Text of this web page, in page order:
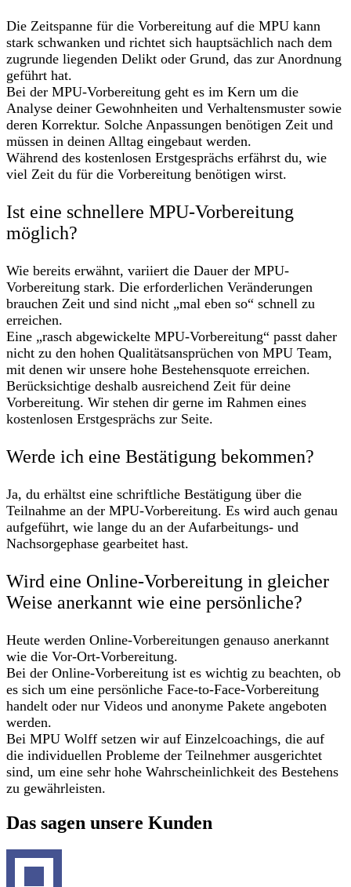
Die Zeitspanne für die Vorbereitung auf die MPU kann
stark schwanken und richtet sich hauptsächlich nach dem
zugrunde liegenden Delikt oder Grund, das zur Anordnung
geführt hat.
Bei der MPU-Vorbereitung geht es im Kern um die
Analyse deiner Gewohnheiten und Verhaltensmuster sowie
deren Korrektur. Solche Anpassungen benötigen Zeit und
müssen in deinen Alltag eingebaut werden.
Während des kostenlosen Erstgesprächs erfährst du, wie
viel Zeit du für die Vorbereitung benötigen wirst.
Ist eine schnellere MPU-Vorbereitung
möglich?
Wie bereits erwähnt, variiert die Dauer der MPU-
Vorbereitung stark. Die erforderlichen Veränderungen
brauchen Zeit und sind nicht „mal eben so“ schnell zu
erreichen.
Eine „rasch abgewickelte MPU-Vorbereitung“ passt daher
nicht zu den hohen Qualitätsansprüchen von MPU Team,
mit denen wir unsere hohe Bestehensquote erreichen.
Berücksichtige deshalb ausreichend Zeit für deine
Vorbereitung. Wir stehen dir gerne im Rahmen eines
kostenlosen Erstgesprächs zur Seite.
Werde ich eine Bestätigung bekommen?
Ja, du erhältst eine schriftliche Bestätigung über die
Teilnahme an der MPU-Vorbereitung. Es wird auch genau
aufgeführt, wie lange du an der Aufarbeitungs- und
Nachsorgephase gearbeitet hast.
Wird eine Online-Vorbereitung in gleicher
Weise anerkannt wie eine persönliche?
Heute werden Online-Vorbereitungen genauso anerkannt
wie die Vor-Ort-Vorbereitung.
Bei der Online-Vorbereitung ist es wichtig zu beachten, ob
es sich um eine persönliche Face-to-Face-Vorbereitung
handelt oder nur Videos und anonyme Pakete angeboten
werden.
Bei MPU Wolff setzen wir auf Einzelcoachings, die auf
die individuellen Probleme der Teilnehmer ausgerichtet
sind, um eine sehr hohe Wahrscheinlichkeit des Bestehens
zu gewährleisten.
Das sagen unsere Kunden